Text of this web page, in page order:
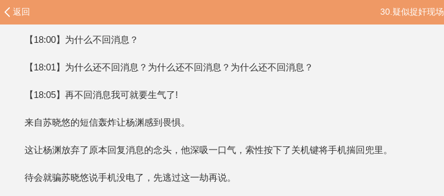
返回 30.疑似捉奸现场
【18:00】为什么不回消息？
【18:01】为什么还不回消息？为什么还不回消息？为什么还不回消息？
【18:05】再不回消息我可就要生气了!
来自苏晓悠的短信轰炸让杨渊感到畏惧。
这让杨渊放弃了原本回复消息的念头，他深吸一口气，索性按下了关机键将手机揣回兜里。
待会就骗苏晓悠说手机没电了，先逃过这一劫再说。